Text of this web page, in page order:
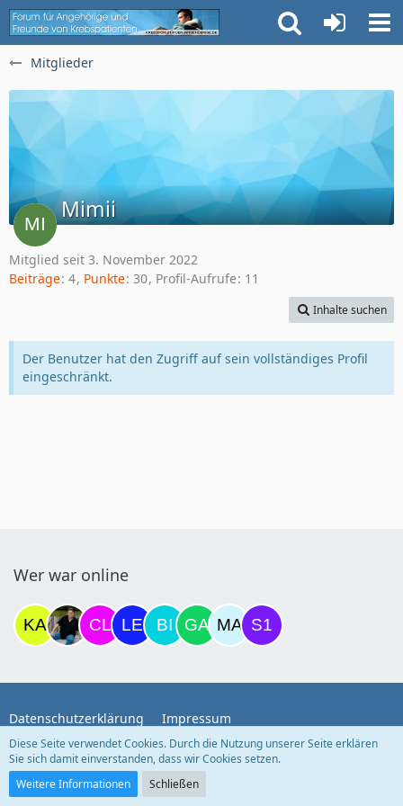
Mitglieder
Mimii
Mitglied seit 3. November 2022
Beiträge 4 Punkte 30 Profil-Aufrufe 11
Inhalte suchen
Der Benutzer hat den Zugriff auf sein vollständiges Profil
eingeschränkt.
Wer war online
Datenschutzerklärung Impressum
Community-Software:
Diese Seite verwendet Cookies. Durch die Nutzung unserer Seite erklären
Sie sich damit einverstanden, dass wir Cookies setzen.
Weitere Informationen
Schließen